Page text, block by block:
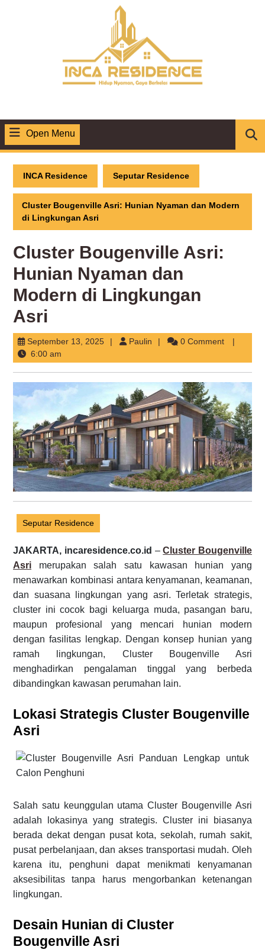
Open Menu
Menu
INCA Residence Seputar Residence
Cluster Bougenville Asri: Hunian Nyaman dan Modern
di Lingkungan Asri
Cluster Bougenville Asri:
Hunian Nyaman dan
Modern di Lingkungan
Asri
September 13, 2025September
2025
Paulin Paulin
0 Comment
6:00 am
Seputar Residence
JAKARTA, incaresidence.co.id –Cluster Bougenville
Asri merupakan salah satu kawasan hunian yang
menawarkan kombinasi antara kenyamanan, keamanan,
dan suasana lingkungan yang asri. Terletak strategis,
cluster ini cocok bagi keluarga muda, pasangan baru,
maupun profesional yang mencari hunian modern
dengan fasilitas lengkap. Dengan konsep hunian yang
ramah lingkungan, Cluster Bougenville Asri
menghadirkan pengalaman tinggal yang berbeda
dibandingkan kawasan perumahan lain.
Lokasi Strategis Cluster Bougenville
Asri
Salah satu keunggulan utama Cluster Bougenville Asri
adalah lokasinya yang strategis. Cluster ini biasanya
berada dekat dengan pusat kota, sekolah, rumah sakit,
pusat perbelanjaan, dan akses transportasi mudah. Oleh
karena itu, penghuni dapat menikmati kenyamanan
aksesibilitas tanpa harus mengorbankan ketenangan
lingkungan.
Desain Hunian di Cluster
Bougenville Asri